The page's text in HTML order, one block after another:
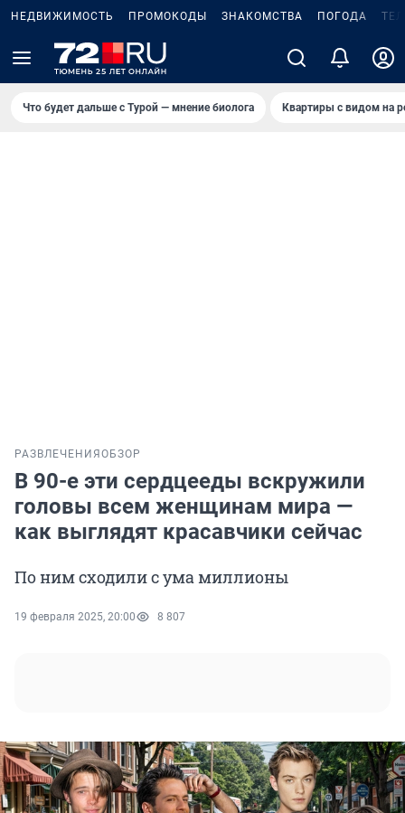
НЕДВИЖИМОСТЬ ПРОМОКОДЫ ЗНАКОМСТВА ПОГОДА
Что будет дальше с Турой — мнение биолога Квартиры с видом на
РАЗВЛЕЧЕНИЯ ОБЗОР
В 90-е эти сердцееды вскружили
головы всем женщинам мира —
как выглядят красавчики сейчас
По ним сходили с ума миллионы
19 февраля 2025, 20:00 8 807